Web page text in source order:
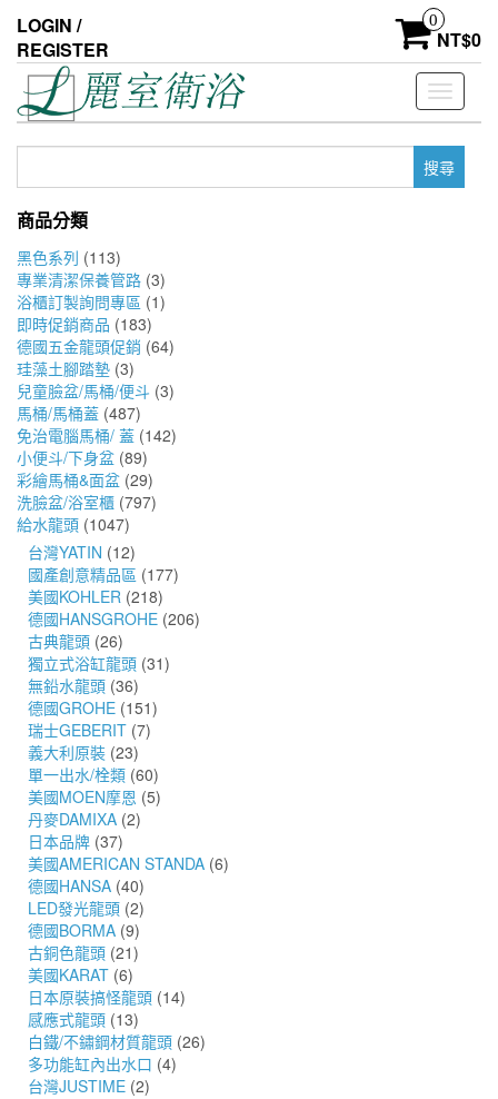
the
content
LOGIN /
REGISTER
0
NT$0
Toggle
鍵
商品分類
黑色系列 (113)
專業清潔保養管路 (3)
浴櫃訂製詢問專區 (1)
即時促銷商品 (183)
德國五金龍頭促銷 (64)
珪藻土腳踏墊 (3)
兒童臉盆/馬桶/便斗 (3)
馬桶/馬桶蓋 (487)
免治電腦馬桶/ 蓋 (142)
小便斗/下身盆 (89)
彩繪馬桶&面盆 (29)
洗臉盆/浴室櫃 (797)
給水龍頭 (1047)
台灣YATIN (12)
國產創意精品區 (177)
美國KOHLER (218)
德國HANSGROHE (206)
古典龍頭 (26)
獨立式浴缸龍頭 (31)
無鉛水龍頭 (36)
德國GROHE (151)
瑞士GEBERIT (7)
義大利原裝 (23)
單一出水/栓類 (60)
美國MOEN摩恩 (5)
丹麥DAMIXA (2)
日本品牌 (37)
美國AMERICAN STANDA (6)
德國HANSA (40)
LED發光龍頭 (2)
德國BORMA (9)
古銅色龍頭 (21)
美國KARAT (6)
日本原裝搞怪龍頭 (14)
感應式龍頭 (13)
白鐵/不鏽鋼材質龍頭 (26)
多功能缸內出水口 (4)
台灣JUSTIME (2)